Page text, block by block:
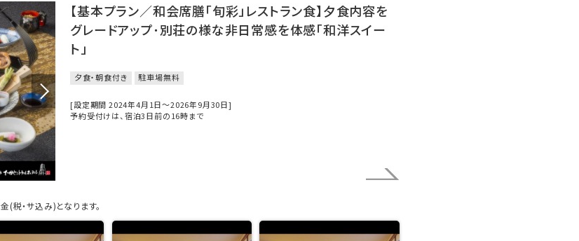
【基本プラン／和会席膳「旬彩」レストラン食】夕食内容を
グレードアップ･別荘の様な非日常感を体感「和洋スイー
ト」
夕食・朝食付き 駐車場無料
[設定期間 2024年4月1日～2026年9月30日]
予約受付けは、宿泊3日前の16時まで
・サ込み)となります。